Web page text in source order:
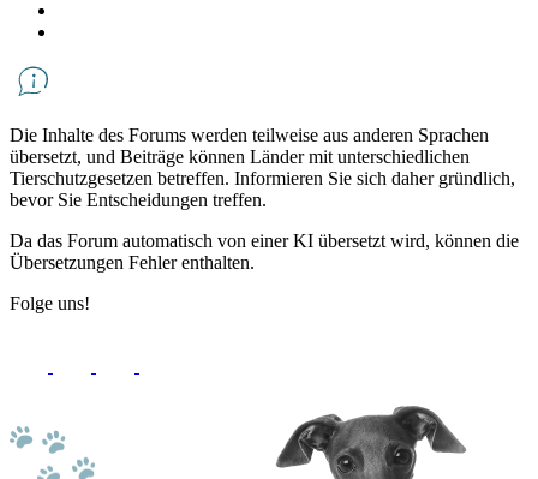
Die Inhalte des Forums werden teilweise aus anderen Sprachen
übersetzt, und Beiträge können Länder mit unterschiedlichen
Tierschutzgesetzen betreffen. Informieren Sie sich daher gründlich,
bevor Sie Entscheidungen treffen.
Da das Forum automatisch von einer KI übersetzt wird, können die
Übersetzungen Fehler enthalten.
Folge uns!